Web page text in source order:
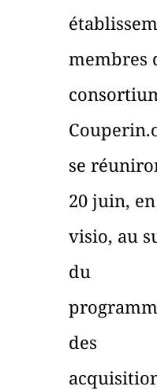
membres
se
20 juin, en
visio, au
du
des